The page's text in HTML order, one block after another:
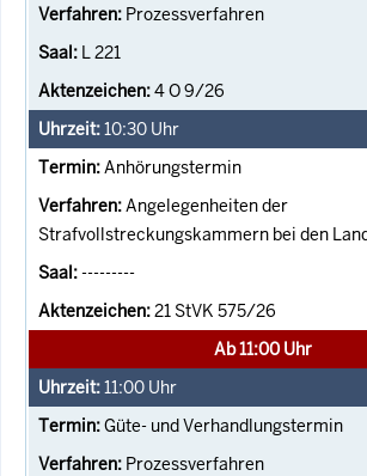
Prozessverfahren
L 221
4 O 9/26
10:30 Uhr
Anhörungstermin
Angelegenheiten der
Strafvollstreckungskammern bei den
---------
21 StVK 575/26
Ab 11:00 Uhr
11:00 Uhr
Güte- und Verhandlungstermin
Prozessverfahren